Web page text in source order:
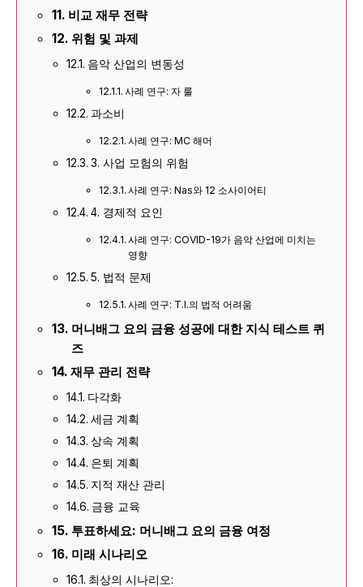
비교 재무 전략
위험 및 과제
음악 산업의 변동성
사례 연구: 자 룰
과소비
사례 연구: MC 해머
3. 사업 모험의 위험
사례 연구: Nas와 12 소사이어티
4. 경제적 요인
사례 연구: COVID-19가 음악 산업에 미치는
영향
5. 법적 문제
사례 연구: T.I.의 법적 어려움
머니배그 요의 금융 성공에 대한 지식 테스트 퀴
즈
재무 관리 전략
다각화
세금 계획
상속 계획
은퇴 계획
지적 재산 관리
금융 교육
투표하세요: 머니배그 요의 금융 여정
미래 시나리오
최상의 시나리오: